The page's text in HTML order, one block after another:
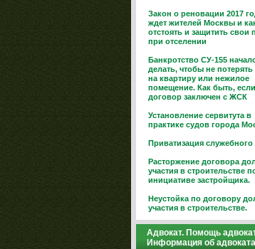
Закон о реновации 2017
ждет жителей Москвы и
отстоять и защитить свои
при отселении
Банкротство СУ-155
делать, чтобы не
на квартиру или нежилое
помещение. Как быть, если
договор заключен с ЖСК
Установление сервитута в
практике судов города
Приватизация
Расторжение договора
участия в строительстве
инициативе застройщика.
Неустойка по договору
участия в строительстве.
Адвокат. Помощь
Информация об